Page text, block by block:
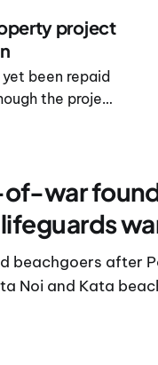
project
been repaid
the project
war
beachgoers after
Noi and Kata